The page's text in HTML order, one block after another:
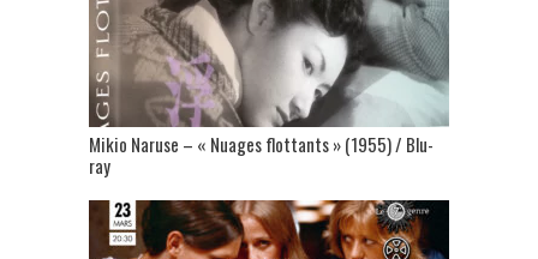
Mikio Naruse – « Nuages flottants » (1955) / Blu-
ray